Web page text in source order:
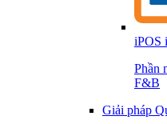
iPOS
Phần
F&B
Giải pháp